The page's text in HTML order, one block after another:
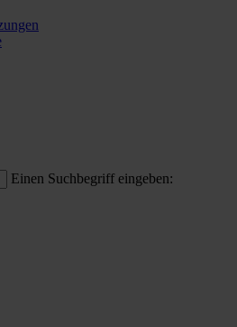
Einen Suchbegriff eingeben: